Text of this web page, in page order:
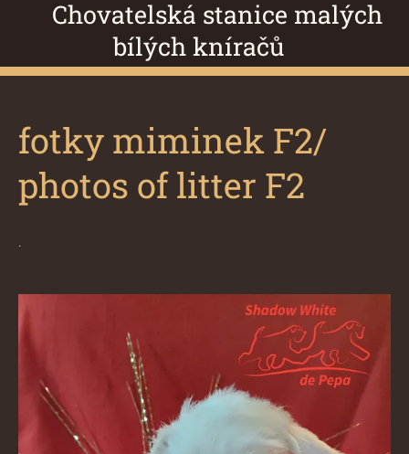
Chovatelská stanice malých
bílých kníračů
fotky miminek F2/
photos of litter F2
.